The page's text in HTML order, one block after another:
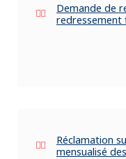
Demande de
redressement
Réclamation
mensualisé